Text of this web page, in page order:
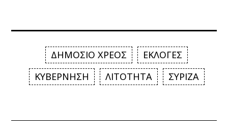
ΔΗΜΟΣΙΟ ΧΡΕΟΣ
ΕΚΛΟΓΕΣ
ΚΥΒΕΡΝΗΣΗ
ΛΙΤΟΤΗΤΑ ΣΥΡΙΖΑ